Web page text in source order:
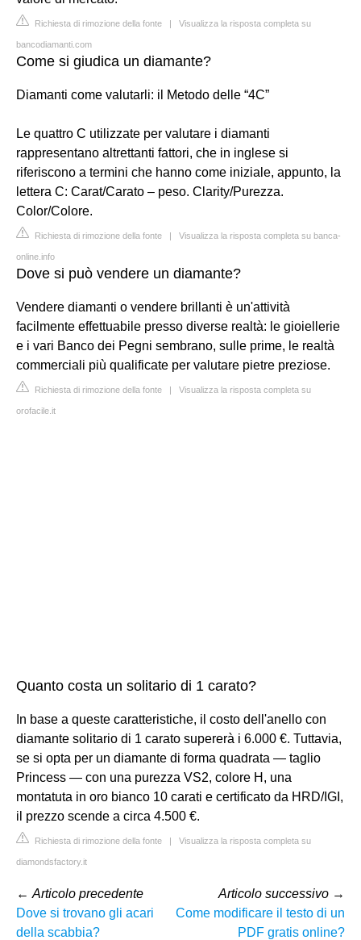
Richiesta di rimozione della fonte | Visualizza la risposta completa su
bancodiamanti.com
Come si giudica un diamante?
Diamanti come valutarli: il Metodo delle “4C”
Le quattro C utilizzate per valutare i diamanti
rappresentano altrettanti fattori, che in inglese si
riferiscono a termini che hanno come iniziale, appunto, la
lettera C: Carat/Carato – peso. Clarity/Purezza.
Color/Colore.
Richiesta di rimozione della fonte | Visualizza la risposta completa su banca-
online.info
Dove si può vendere un diamante?
Vendere diamanti o vendere brillanti è un'attività
facilmente effettuabile presso diverse realtà: le gioiellerie
e i vari Banco dei Pegni sembrano, sulle prime, le realtà
commerciali più qualificate per valutare pietre preziose.
Richiesta di rimozione della fonte | Visualizza la risposta completa su
orofacile.it
Quanto costa un solitario di 1 carato?
In base a queste caratteristiche, il costo dell'anello con
diamante solitario di 1 carato supererà i 6.000 €. Tuttavia,
se si opta per un diamante di forma quadrata — taglio
Princess — con una purezza VS2, colore H, una
montatuta in oro bianco 10 carati e certificato da HRD/IGI,
il prezzo scende a circa 4.500 €.
Richiesta di rimozione della fonte | Visualizza la risposta completa su
diamondsfactory.it
← Articolo precedente
Dove si trovano gli acari
della scabbia?
Articolo successivo →
Come modificare il testo di un
PDF gratis online?